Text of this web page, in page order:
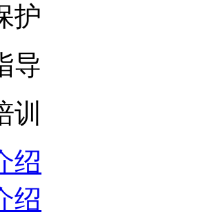
护
导
训
绍
绍